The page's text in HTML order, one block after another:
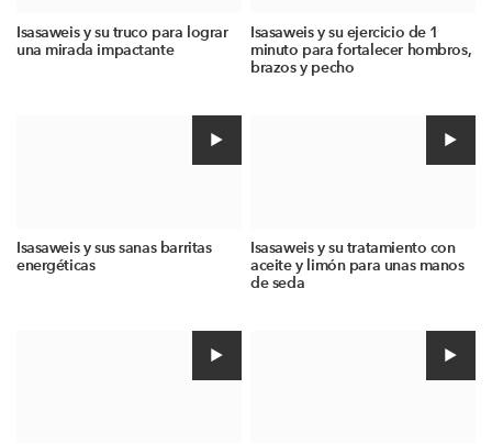
Isasaweis y su truco para lograr
una mirada impactante
Isasaweis y su ejercicio de 1
minuto para fortalecer hombros,
brazos y pecho
Isasaweis y sus sanas barritas
energéticas
Isasaweis y su tratamiento con
aceite y limón para unas manos
de seda